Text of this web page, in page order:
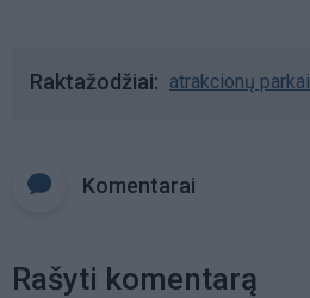
Raktažodžiai atrakcionų parkai
Komentarai
Rašyti komentarą